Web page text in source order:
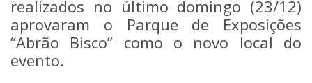
realizados no último domingo (23/12)
aprovaram o Parque de Exposições
“Abrão Bisco” como o novo local do
evento.